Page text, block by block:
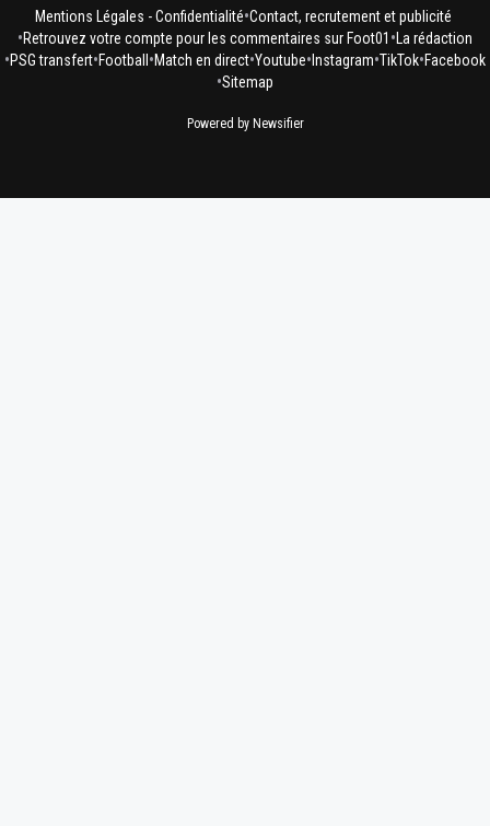
Mentions Légales - Confidentialité•Contact, recrutement et publicité
•Retrouvez votre compte pour les commentaires sur Foot01 • La rédaction
•PSG transfert•Football •Match en direct•Youtube• Instagram•TikTok•Facebook
•Sitemap
Powered by Newsifier